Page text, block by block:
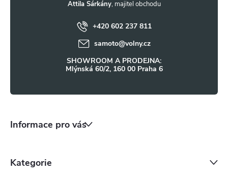
Attila Sárkány
+420 602 237 811
samoto@volny.cz
SHOWROOM A PRODEJNA:
Mlýnská 60/2, 160 00 Praha 6
Informace pro vás
Kategorie